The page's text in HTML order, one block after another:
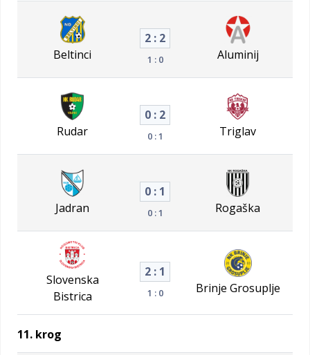
Beltinci
2 : 2
1 : 0 Aluminij
Rudar
0 : 2
0 : 1 Triglav
Jadran
0 : 1
0 : 1 Rogaška
Slovenska
Bistrica
2 : 1
1 : 0 Brinje Grosuplje
11. krog